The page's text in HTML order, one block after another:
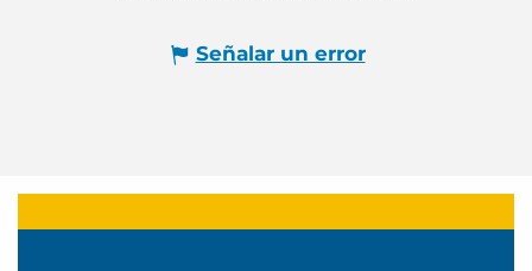
Señalar un error